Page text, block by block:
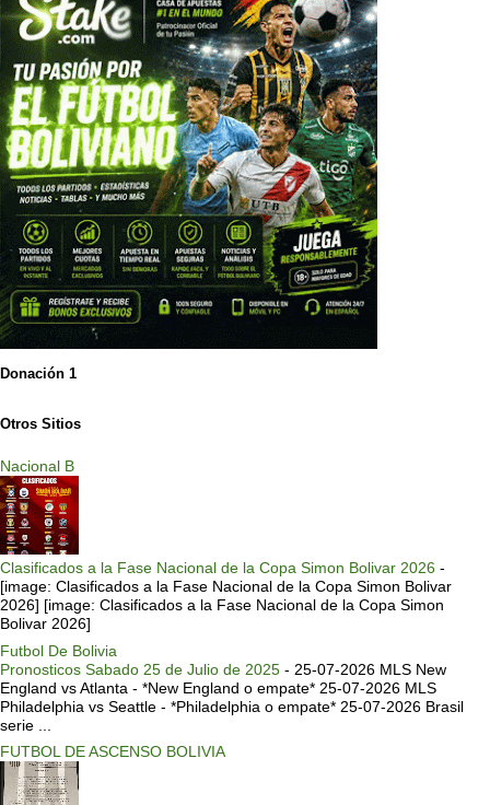
Donación 1
Otros Sitios
Nacional B
Clasificados a la Fase Nacional de la Copa Simon Bolivar 2026 -
[image: Clasificados a la Fase Nacional de la Copa Simon Bolivar
2026] [image: Clasificados a la Fase Nacional de la Copa Simon
Bolivar 2026]
Futbol De Bolivia
Pronosticos Sabado 25 de Julio de 2025 - 25-07-2026 MLS New
England vs Atlanta - *New England o empate* 25-07-2026 MLS
Philadelphia vs Seattle - *Philadelphia o empate* 25-07-2026 Brasil
serie ...
FUTBOL DE ASCENSO BOLIVIA